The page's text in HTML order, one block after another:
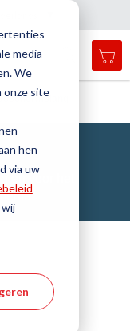
media
We
onze site
hen
via uw
search
Zoek
en voor het